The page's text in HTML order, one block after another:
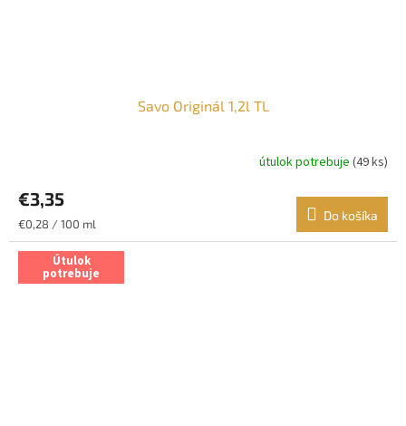
Savo Originál 1,2l TL
útulok potrebuje (49 ks)
€3,35
Jednotková
cena:
€0,28 / 100 ml
Do košíka
Útulok
potrebuje